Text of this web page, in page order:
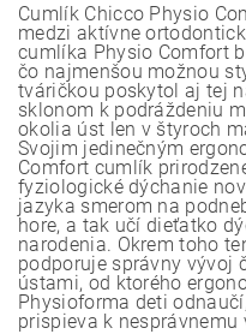
Cumlík Chicco Physio
medzi aktívne
cumlíka Physio Comfort
čo najmenšou možnou
tváričkou poskytol aj tej
sklonom k podráždeniu
okolia úst len v štyroch
Svojim jedinečným
Comfort cumlík
fyziologické dýchanie
jazyka smerom na
hore, a tak učí dieťatko
narodenia. Okrem toho
podporuje správny vývoj
ústami, od ktorého
Physioforma deti
prispieva k nesprávnemu